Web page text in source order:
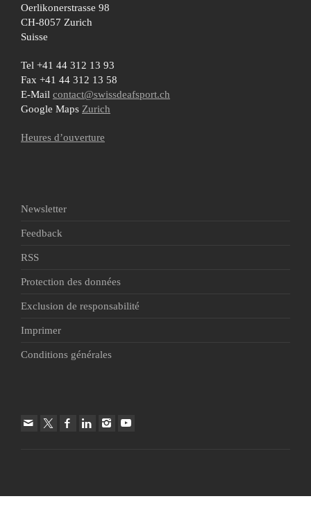
Oerlikonerstrasse 98
CH-8057 Zurich
Suisse
Tel +41 44 312 13 93
Fax +41 44 312 13 58
E-Mail contact@swissdeafsport.ch
Google Maps Zurich
Heures d’ouverture
Newsletter
Feedback
RSS
Protection des données
Exclusion de responsabilité
Imprimer
Conditions générales